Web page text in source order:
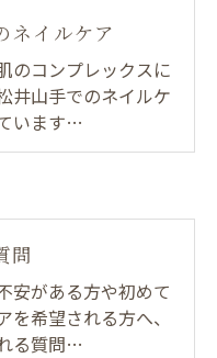
ネイルケア
のコンプレックスに
井山手でのネイルケ
います…
問
安がある方や初めて
を希望される方へ、
る質問…